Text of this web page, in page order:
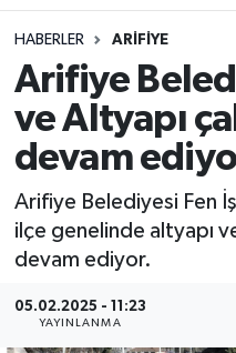
HABERLER ARİFİYE
Arifiye
ve Altyapı
devam
Arifiye Belediyesi Fen
ilçe genelinde altyapı ve
devam ediyor.
05.02.2025 - 11:23
YAYINLANMA
GÜNDEM
EĞİTİM
ASAYİŞ
EKONOMİ
EĞİTİM
EKONOMİ
ASAYİŞ
Sakarya Trafik
Süper Lig Puan
Tüm Manşetler
Son Dakika
Haber Arşivi